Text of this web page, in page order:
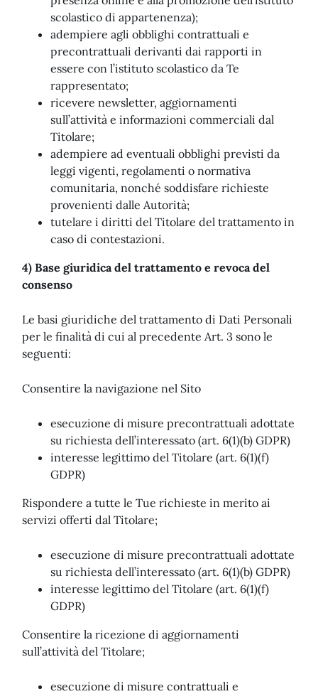
scolastico di appartenenza);
adempiere agli obblighi contrattuali e
precontrattuali derivanti dai rapporti in
essere con l’istituto scolastico da Te
rappresentato;
ricevere newsletter, aggiornamenti
sull’attività e informazioni commerciali dal
Titolare;
adempiere ad eventuali obblighi previsti da
leggi vigenti, regolamenti o normativa
comunitaria, nonché soddisfare richieste
provenienti dalle Autorità;
tutelare i diritti del Titolare del trattamento in
caso di contestazioni.
4) Base giuridica del trattamento e revoca del
consenso
Le basi giuridiche del trattamento di Dati Personali
per le finalità di cui al precedente Art. 3 sono le
seguenti:
Consentire la navigazione nel Sito
esecuzione di misure precontrattuali adottate
su richiesta dell’interessato (art. 6(1)(b) GDPR)
interesse legittimo del Titolare (art. 6(1)(f)
GDPR)
Rispondere a tutte le Tue richieste in merito ai
servizi offerti dal Titolare;
esecuzione di misure precontrattuali adottate
su richiesta dell’interessato (art. 6(1)(b) GDPR)
interesse legittimo del Titolare (art. 6(1)(f)
GDPR)
Consentire la ricezione di aggiornamenti
sull’attività del Titolare;
esecuzione di misure contrattuali e